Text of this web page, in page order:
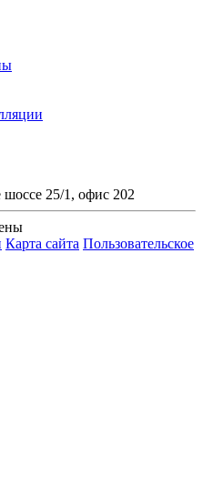
шоссе 25/1, офис 202
Карта сайта Пользовательское